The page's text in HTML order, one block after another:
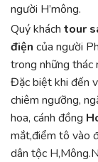
người H’mông.
Quý khách tour
điện của người
trong những thác
Đặc biệt khi đến
chiêm ngưỡng,
hoa, cánh đồng
mắt,điểm tô vào
dân tộc